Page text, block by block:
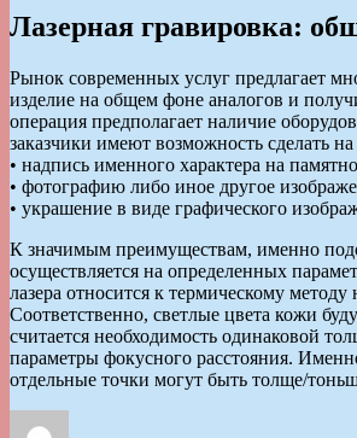
Лазерная гравировка:
Рынок современных услуг предлагает
изделие на общем фоне аналогов и
операция предполагает наличие
заказчики имеют возможность сделать
• надпись именного характера на
• фотографию либо иное другое
• украшение в виде графического
К значимым преимуществам, именно
осуществляется на определенных
лазера относится к термическому
Соответственно, светлые цвета кожи
считается необходимость одинаковой
параметры фокусного расстояния.
отдельные точки могут быть толще/